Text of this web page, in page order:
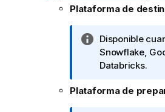
Plataforma de
N
o
t
i
Disponible
Snowflake,
Databricks.
Plataforma de